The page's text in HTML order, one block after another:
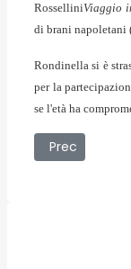
RosselliniViaggio
di brani napoletani
Rondinella si è
per la
se l'età ha
Articolo
Prec